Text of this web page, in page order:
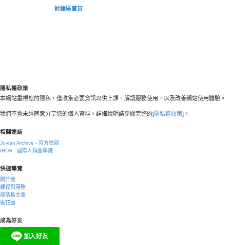
討論區首頁
隱私權政策
本網站重視您的隱私，僅收集必要資訊以供上課、解讀服務使用，以及改善網站使用體驗。
我們不會未經同意分享您的個人資料。詳細說明請參閱完整的[隱私權政策]。
相關連結
Jovian Archive - 官方總部
IHDS - 國際人類圖學院
快速導覽
關於我
課程與服務
部落格文章
後花園
成為好友